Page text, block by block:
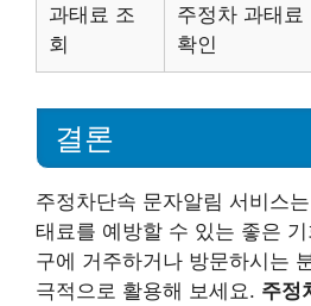
과태료 조
회
주정차 과태료
확인
결론
주정차단속 문자알림 서비스
태료를 예방할 수 있는 좋은
구에 거주하거나 방문하시는
극적으로 활용해 보세요. 주정